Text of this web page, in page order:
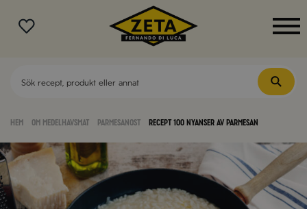
MENY
Hem Om medelhavsmat Parmesanost Recept 100 nyanser av Parmesan